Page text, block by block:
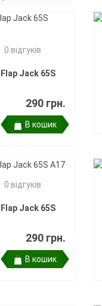
0 відгуків
Jack 65S
290 грн.
В кошик
0 відгуків
Jack 65S
290 грн.
В кошик